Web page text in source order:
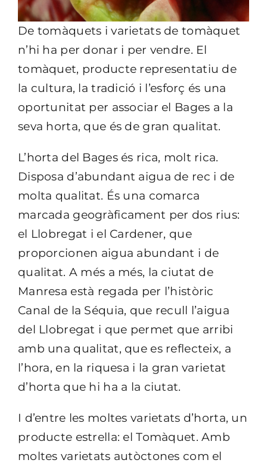
De tomàquets i varietats de tomàquet
n’hi ha per donar i per vendre. El
tomàquet, producte representatiu de
la cultura, la tradició i l’esforç és una
oportunitat per associar el Bages a la
seva horta, que és de gran qualitat.
L’horta del Bages és rica, molt rica.
Disposa d’abundant aigua de rec i de
molta qualitat. És una comarca
marcada geogràficament per dos rius:
el Llobregat i el Cardener, que
proporcionen aigua abundant i de
qualitat. A més a més, la ciutat de
Manresa està regada per l’històric
Canal de la Séquia, que recull l’aigua
del Llobregat i que permet que arribi
amb una qualitat, que es reflecteix, a
l’hora, en la riquesa i la gran varietat
d’horta que hi ha a la ciutat.
I d’entre les moltes varietats d’horta, un
producte estrella: el Tomàquet. Amb
moltes varietats autòctones com el